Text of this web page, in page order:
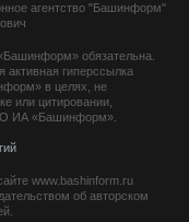
агентство "Башинформ"
обязательна.
активная гиперссылка
в целях, не
или цитировании,
ИА «Башинформ».
www.bashinform.ru
об авторском